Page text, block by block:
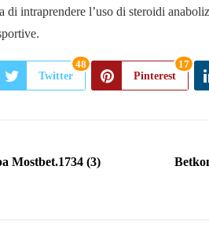
di intraprendere l’uso di steroidi
Twitter
48
Pinterest
17
Mostbet.1734 (3)